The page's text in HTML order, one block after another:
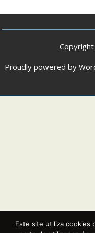
Proudly powered by
Este site utiliza cookies